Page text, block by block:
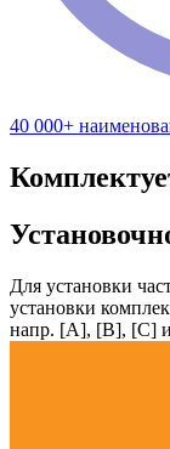
40 000+
Для установки
установки
напр. [А], [B], [С]